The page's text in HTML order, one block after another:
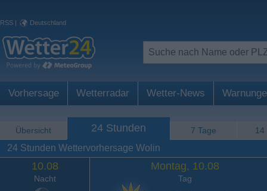
RSS | Deutschland
Vorhersage Wetterradar Wetter-News
Übersicht 24 Stunden 7 Tage 14
24 Stunden Wettervorhersage Wolin
10.08
Nacht
Montag, 10.08
Tag